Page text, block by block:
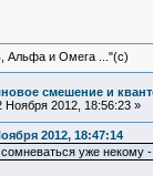
Альфа и Омега ..."(с)
смешение и
Ноября 2012, 18:56:23 »
2012, 18:47:14
уже некому